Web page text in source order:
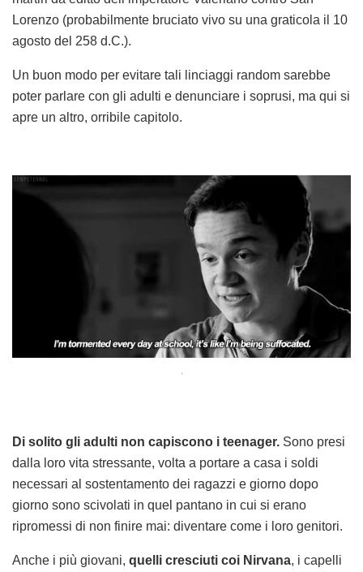
Lorenzo (probabilmente bruciato vivo su una graticola il 10
agosto del 258 d.C.).
Un buon modo per evitare tali linciaggi random sarebbe
poter parlare con gli adulti e denunciare i soprusi, ma qui si
apre un altro, orribile capitolo.
.
Di solito gli adulti non capiscono i teenager. Sono presi
dalla loro vita stressante, volta a portare a casa i soldi
necessari al sostentamento dei ragazzi e giorno dopo
giorno sono scivolati in quel pantano in cui si erano
ripromessi di non finire mai: diventare come i loro genitori.
Anche i più giovani, quelli cresciuti coi Nirvana, i capelli